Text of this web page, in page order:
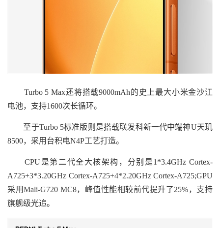
Turbo 5 Max还将搭载9000mAh的史上最大小米金沙江
电池，支持1600次长循环。
至于Turbo 5标准版则是搭载联发科新一代中端神U天玑
8500，采用台积电N4P工艺打造。
CPU是第二代全大核架构，分别是1*3.4GHz Cortex-
A725+3*3.20GHz Cortex-A725+4*2.20GHz Cortex-A725;GPU
采用Mali-G720 MC8，峰值性能相较前代提升了25%，支持
旗舰级光追。